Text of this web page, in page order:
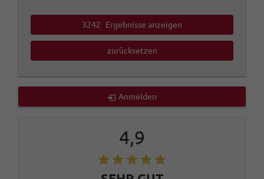
3242 Ergebnisse anzeigen
zurücksetzen
Anmelden
4,9